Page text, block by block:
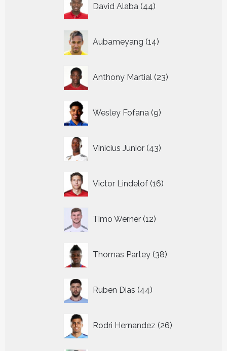
David Alaba 44
producten
Aubameyang 14
producten
Anthony Martial 23
producten
Wesley Fofana 9
producten
Vinicius Junior 43
producten
Victor Lindelof 16
producten
Timo Werner 12
producten
Thomas Partey 38
producten
Ruben Dias 44
producten
Rodri Hernandez 26
producten